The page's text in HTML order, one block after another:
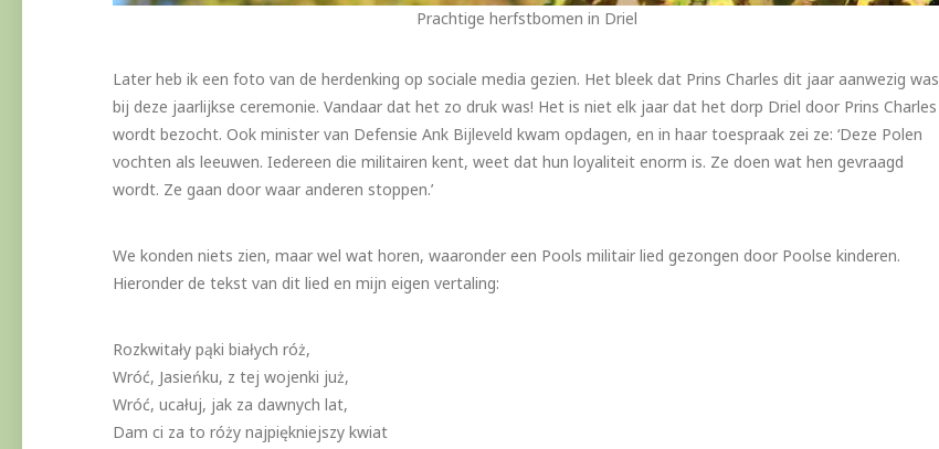
Prachtige herfstbomen in Driel
Later heb ik een foto van de herdenking op sociale media gezien. Het bleek dat Prins Charles dit jaar aanwezig was
bij deze jaarlijkse ceremonie. Vandaar dat het zo druk was! Het is niet elk jaar dat het dorp Driel door Prins Charles
wordt bezocht. Ook minister van Defensie Ank Bijleveld kwam opdagen, en in haar toespraak zei ze: ‘Deze Polen
vochten als leeuwen. Iedereen die militairen kent, weet dat hun loyaliteit enorm is. Ze doen wat hen gevraagd
wordt. Ze gaan door waar anderen stoppen.’
We konden niets zien, maar wel wat horen, waaronder een Pools militair lied gezongen door Poolse kinderen.
Hieronder de tekst van dit lied en mijn eigen vertaling:
Rozkwitały pąki białych róż,
Wróć, Jasieńku, z tej wojenki już,
Wróć, ucałuj, jak za dawnych lat,
Dam ci za to róży najpiękniejszy kwiat